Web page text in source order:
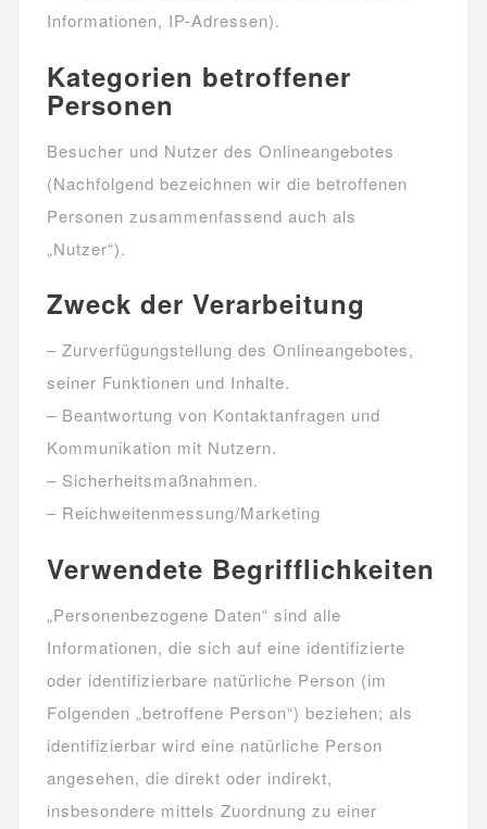
Informationen, IP-Adressen).
Kategorien betroffener
Personen
Besucher und Nutzer des Onlineangebotes
(Nachfolgend bezeichnen wir die betroffenen
Personen zusammenfassend auch als
„Nutzer“).
Zweck der Verarbeitung
– Zurverfügungstellung des Onlineangebotes,
seiner Funktionen und Inhalte.
– Beantwortung von Kontaktanfragen und
Kommunikation mit Nutzern.
– Sicherheitsmaßnahmen.
– Reichweitenmessung/Marketing
Verwendete Begrifflichkeiten
„Personenbezogene Daten“ sind alle
Informationen, die sich auf eine identifizierte
oder identifizierbare natürliche Person (im
Folgenden „betroffene Person“) beziehen; als
identifizierbar wird eine natürliche Person
angesehen, die direkt oder indirekt,
insbesondere mittels Zuordnung zu einer